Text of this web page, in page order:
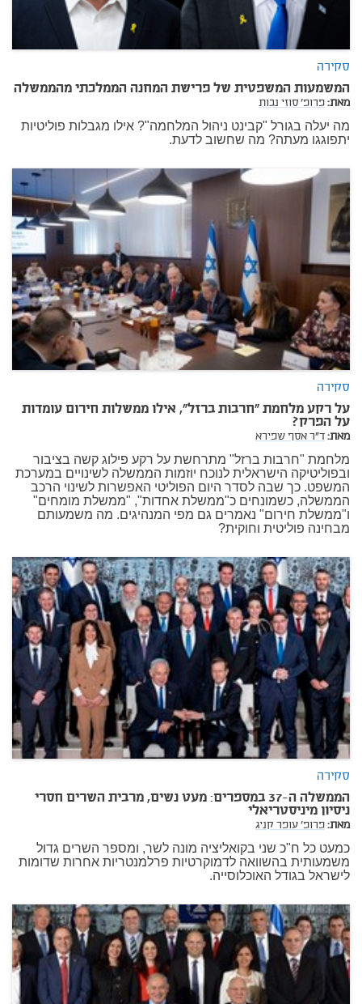
סקירה
המשמעות המשפטית של פרישת המחנה הממלכתי מהממשלה
מאת:פרופ' סוזי נבות
מה יעלה בגורל "קבינט ניהול המלחמה"? אילו מגבלות פוליטיות
יתפוגגו מעתה? מה שחשוב לדעת.
סקירה
על רקע מלחמת "חרבות ברזל", אילו ממשלות חירום עומדות
על הפרק?
מאת:ד"ר אסף שפירא
מלחמת "חרבות ברזל" מתרחשת על רקע פילוג קשה בציבור
ובפוליטיקה הישראלית לנוכח יוזמות הממשלה לשינויים במערכת
המשפט. כך שבה לסדר היום הפוליטי האפשרות לשינוי הרכב
הממשלה, כשמונחים כ"ממשלת אחדות", "ממשלת מומחים"
ו"ממשלת חירום" נאמרים גם מפי המנהיגים. מה משמעותם
מבחינה פוליטית וחוקית?
סקירה
הממשלה ה-37 במספרים: מעט נשים, מרבית השרים חסרי
ניסיון מיניסטריאלי
מאת:פרופ' עופר קניג
כמעט כל ח"כ שני בקואליציה מונה לשר, ומספר השרים גדול
משמעותית בהשוואה לדמוקרטיות פרלמנטריות אחרות שדומות
לישראל בגודל האוכלוסייה.